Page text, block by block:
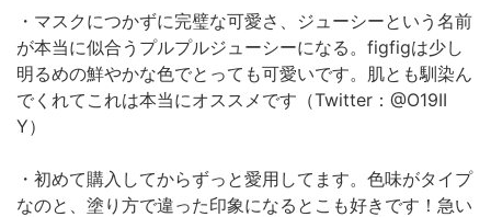
・マスクにつかずに完璧な可愛さ、ジューシーという名前
が本当に似合うプルプルジューシーになる。figfigは少し
明るめの鮮やかな色でとっても可愛いです。肌とも馴染ん
でくれてこれは本当にオススメです（Twitter：@O19II
Y）
・初めて購入してからずっと愛用してます。色味がタイプ
なのと、塗り方で違った印象になるとこも好きです！急い